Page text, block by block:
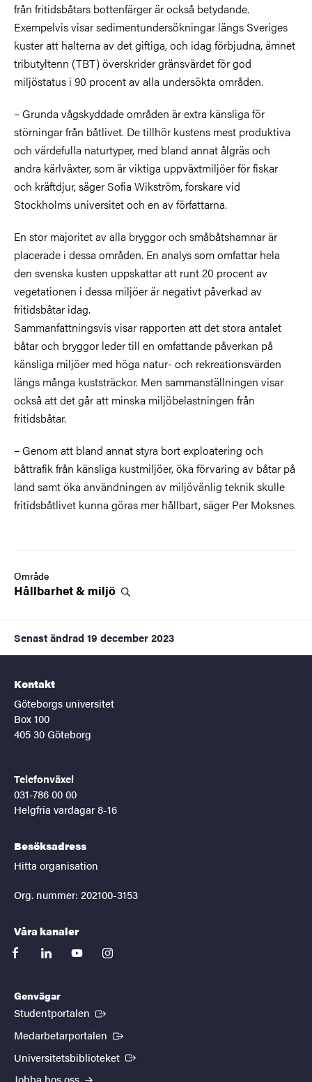
från fritidsbåtars bottenfärger är också betydande.
Exempelvis visar sedimentundersökningar längs Sveriges
kuster att halterna av det giftiga, och idag förbjudna, ämnet
tributyltenn (TBT) överskrider gränsvärdet för god
miljöstatus i 90 procent av alla undersökta områden.
– Grunda vågskyddade områden är extra känsliga för
störningar från båtlivet. De tillhör kustens mest produktiva
och värdefulla naturtyper, med bland annat ålgräs och
andra kärlväxter, som är viktiga uppväxtmiljöer för fiskar
och kräftdjur, säger Sofia Wikström, forskare vid
Stockholms universitet och en av författarna.
En stor majoritet av alla bryggor och småbåtshamnar är
placerade i dessa områden. En analys som omfattar hela
den svenska kusten uppskattar att runt 20 procent av
vegetationen i dessa miljöer är negativt påverkad av
fritidsbåtar idag.
Sammanfattningsvis visar rapporten att det stora antalet
båtar och bryggor leder till en omfattande påverkan på
känsliga miljöer med höga natur- och rekreationsvärden
längs många kuststräckor. Men sammanställningen visar
också att det går att minska miljöbelastningen från
fritidsbåtar.
– Genom att bland annat styra bort exploatering och
båttrafik från känsliga kustmiljöer, öka förvaring av båtar på
land samt öka användningen av miljövänlig teknik skulle
fritidsbåtlivet kunna göras mer hållbart, säger Per Moksnes.
Område
Hållbarhet & miljö
Senast ändrad 19 december 2023
Kontakt
Göteborgs universitet
Box 100
405 30 Göteborg
Telefonväxel
031-786 00 00
Helgfria vardagar 8-16
Besöksadress
Hitta organisation
Org. nummer: 202100-3153
Våra kanaler
facebooklinkedinyoutubeinstagram
Genvägar
Studentportalen (Extern länk)
Medarbetarportalen (Extern länk)
Universitetsbiblioteket (Extern länk)